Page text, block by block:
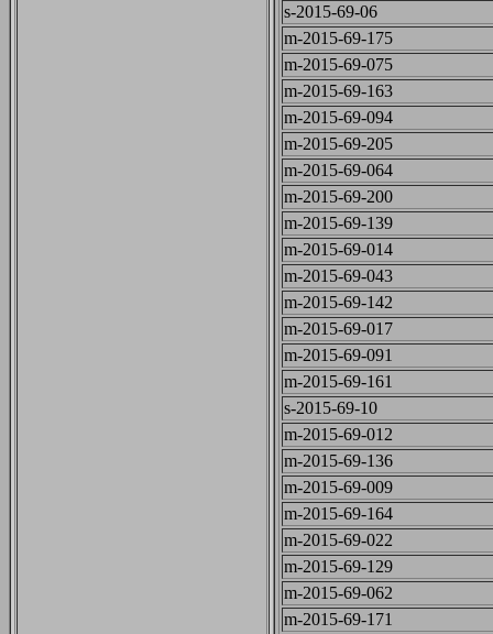
s-2015-69-06
m-2015-69-175
m-2015-69-075
m-2015-69-163
m-2015-69-094
m-2015-69-205
m-2015-69-064
m-2015-69-200
m-2015-69-139
m-2015-69-014
m-2015-69-043
m-2015-69-142
m-2015-69-017
m-2015-69-091
m-2015-69-161
s-2015-69-10
m-2015-69-012
m-2015-69-136
m-2015-69-009
m-2015-69-164
m-2015-69-022
m-2015-69-129
m-2015-69-062
m-2015-69-171